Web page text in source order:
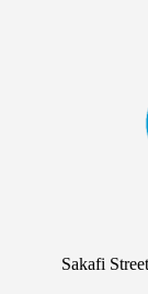
Sakafi